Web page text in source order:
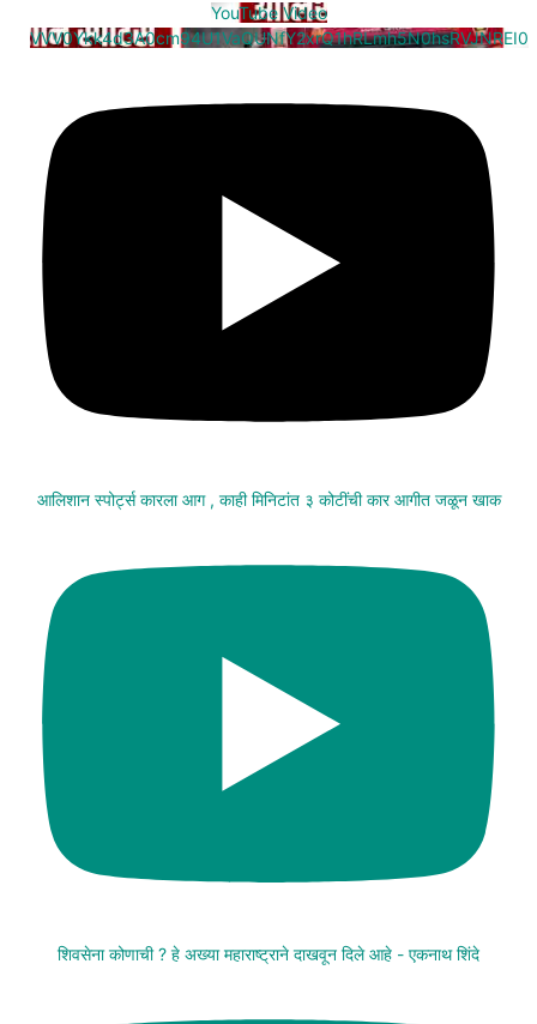
YouTube Video
VVV0Ykk4d3A0cm94U1VaQUNfY2xrQ1hRLmh5N0hsRVJNREI0
आलिशान स्पोर्ट्स कारला आग , काही मिनिटांत ३ कोटींची कार आगीत जळून खाक
शिवसेना कोणाची ? हे अख्या महाराष्ट्राने दाखवून दिले आहे - एकनाथ शिंदे